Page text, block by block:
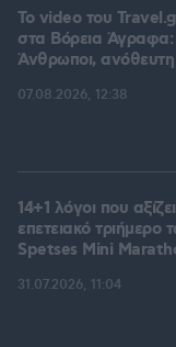
To video του
στα Βόρεια Άγραφα:
Άνθρωποι,
07.08.2026, 12:38
14+1 λόγοι που
επετειακό
Spetses Mini
31.07.2026, 11:04